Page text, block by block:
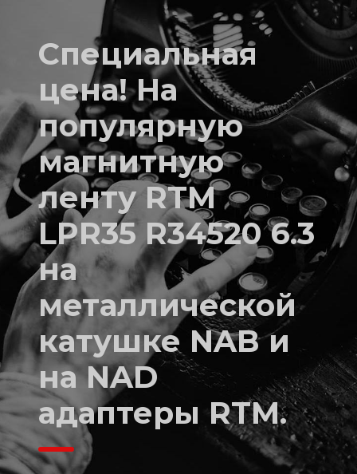
Специальная
цена! На
популярную
магнитную
ленту RTM
LPR35 R34520 6.3
на
металлической
катушке NAB и
на NAD
адаптеры RTM.